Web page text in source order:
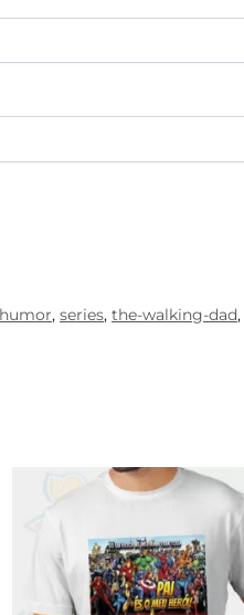
humor, series, the-walking-dad,